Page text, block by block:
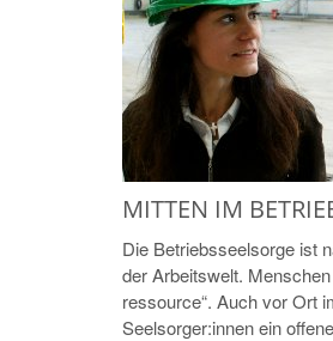
MITTEN IM
Die Betriebsseelsorge ist
der Arbeitswelt.
ressource“. Auch vor Ort
Seelsorger:innen ein